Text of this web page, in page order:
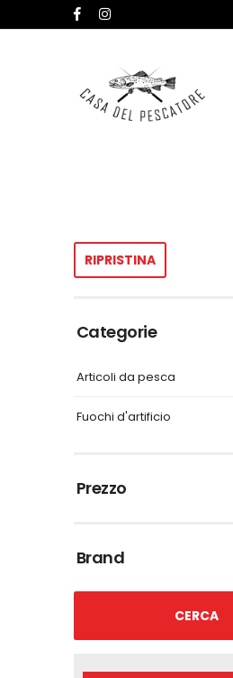
RIPRISTINA
Categorie
Articoli da pesca
Fuochi d'artificio
Prezzo
Brand
CERCA